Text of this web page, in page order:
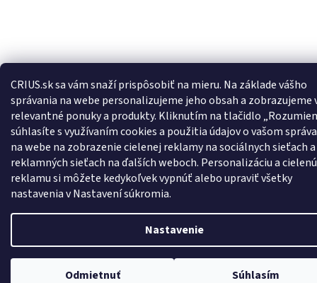
CRIUS.sk sa vám snaží prispôsobiť na mieru. Na základe vášho
správania na webe personalizujeme jeho obsah a zobrazujeme
relevantné ponuky a produkty. Kliknutím na tlačidlo
súhlasíte s využívaním cookies a použitia údajov o vašom
na webe na zobrazenie cielenej reklamy na sociálnych sieťach a
reklamných sieťach na ďalších weboch. Personalizáciu a cielenú
reklamu si môžete kedykoľvek vypnúť alebo upraviť všetky
nastavenia v Nastavení súkromia.
Nastavenie
Odmietnuť Súhlasím